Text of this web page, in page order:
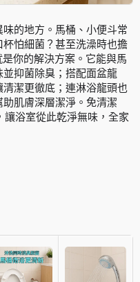
的地方。馬桶、小便斗常
怕細菌？甚至洗澡時也擔
你的解決方案。它能與馬
抑菌除臭；搭配面盆龍
潔更徹底；連淋浴龍頭也
肌膚深層潔淨。免清潔
浴室從此乾淨無味，全家